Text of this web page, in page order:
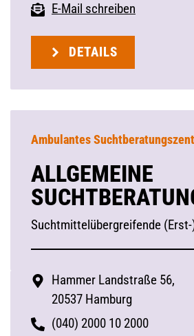
E-Mail schreiben
DETAILS
Ambulantes
ALLGEMEINE
Suchtmittelübergreifende
Hammer Landstraße 56,
20537 Hamburg
(040) 2000 10 2000